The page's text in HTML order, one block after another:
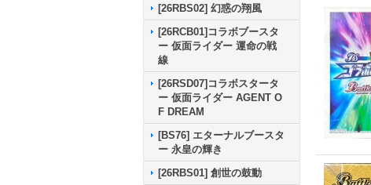
[26RBS02] 幻惑の翔風
[26RCB01]コラボブースタ
ー 仮面ライダー 運命の戦
線
[26RSD07]コラボスタータ
ー 仮面ライダー AGENT O
F DREAM
[BS76] エターナルブースタ
ー 永皇の輝き
[26RBS01] 創世の鼓動